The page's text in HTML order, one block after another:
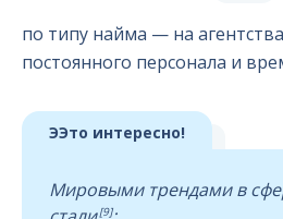
по типу найма — на
постоянного персонала и
ЭЭто интересно!
Мировыми трендами в
[9]